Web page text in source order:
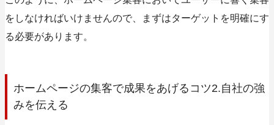
をしなければいけませんので、まずはターゲットを明確にす
る必要があります。
ホームページの集客で成果をあげるコツ2.自社の強
みを伝える